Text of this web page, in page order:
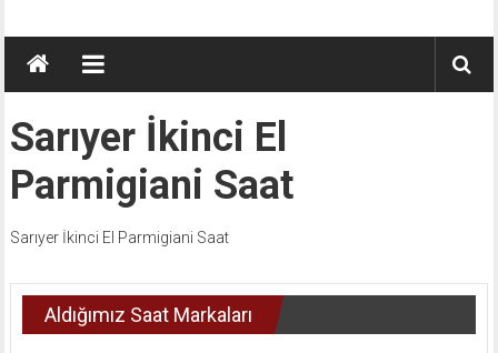
Sarıyer İkinci El
Parmigiani Saat
Sarıyer İkinci El Parmigiani Saat
Aldığımız Saat Markaları